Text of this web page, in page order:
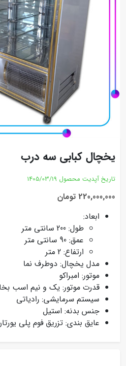
یخچال کبابی سه درب
تاریخ آپدیت محصول 1405/03/19
220,000,000 تومان
ابعاد:
طول: 200 سانتی متر
عمق: 90 سانتی متر
ارتفاع: 2 متر
مدل یخچال: دوطرف نما
موتور: امبراکو
قدرت موتور: یک و نیم اسب
سیستم سرمایشی: رادیاتی
جنس بدنه: استیل
عایق بندی: تزریق فوم پلی